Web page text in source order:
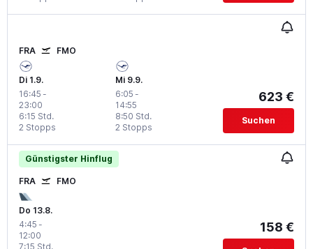
FRA FMO
Di 1.9.
16:45 -
23:00
2 Stopps
6:15 Std.
Mi 9.9.
6:05 -
14:55
2 Stopps
8:50 Std.
623 €
Suchen
Günstigster Hinflug
FRA FMO
Do 13.8.
4:45 -
12:00
7:15 Std.
158 €